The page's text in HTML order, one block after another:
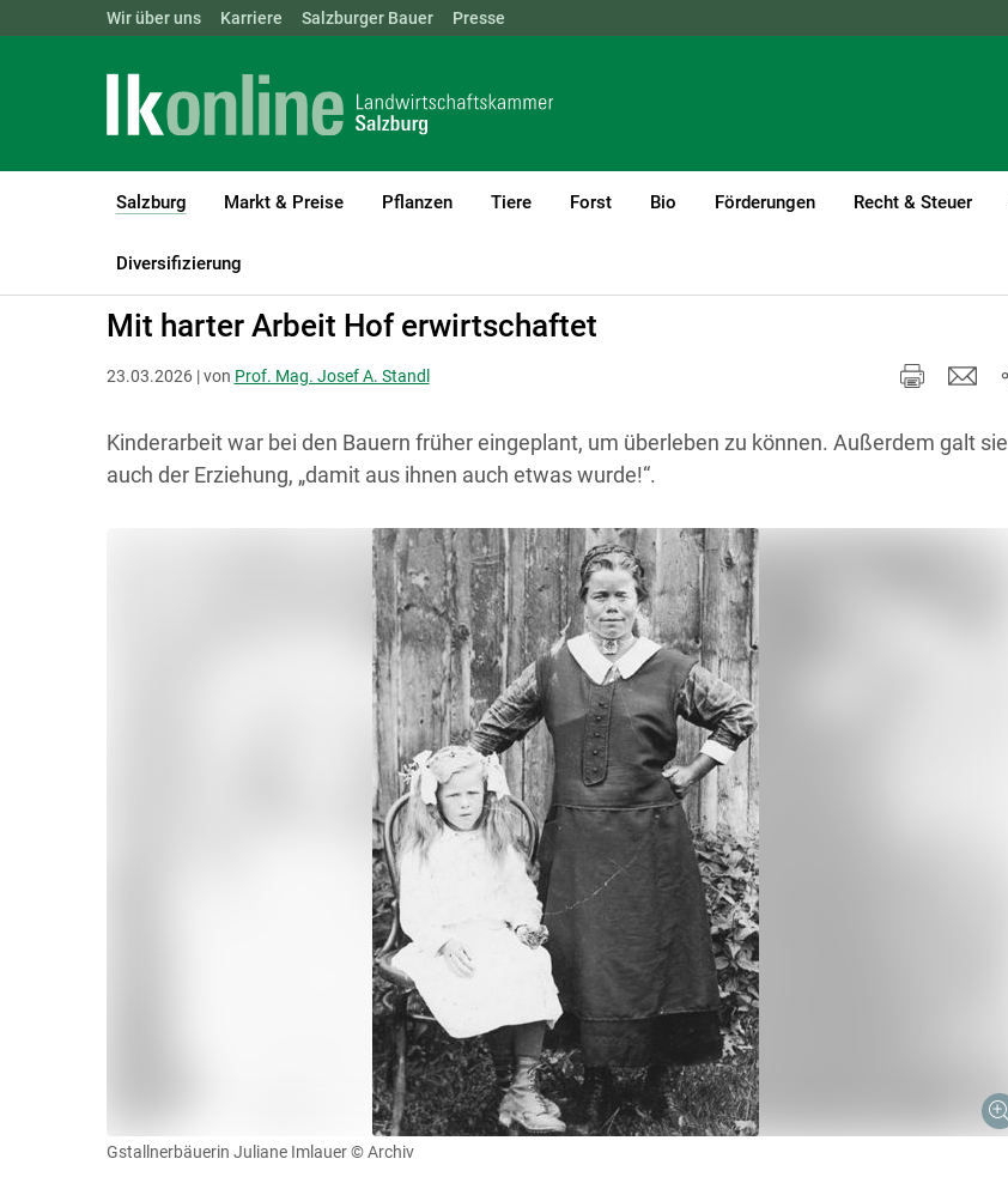
Skip to main content
Landwirtschaftskammern: ÖSTERREICH BGLD KTN
Wir über uns Karriere Salzburger Bauer Presse
Salzburg
(current)1
Markt & Preise Pflanzen Tiere Forst Bio Förderungen Recht & Steuer
Diversifizierung
LK Salzburg Salzburg
Mit harter Arbeit Hof erwirtschaftet
23.03.2026 | von Prof. Mag. Josef A. Standl
Kinderarbeit war bei den Bauern früher eingeplant, um überleben zu können. Außerdem galt sie
auch der Erziehung, „damit aus ihnen auch etwas wurde!“.
Gstallnerbäuerin Juliane Imlauer © Archiv